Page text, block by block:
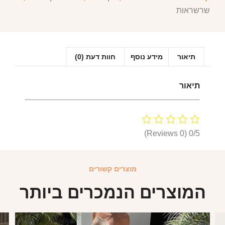
שרשראות
תיאור מידע נוסף חוות דעת (0)
תיאור
0/5
(0 Reviews)
מוצרים קשורים
המוצרים הנמכרים ביותר